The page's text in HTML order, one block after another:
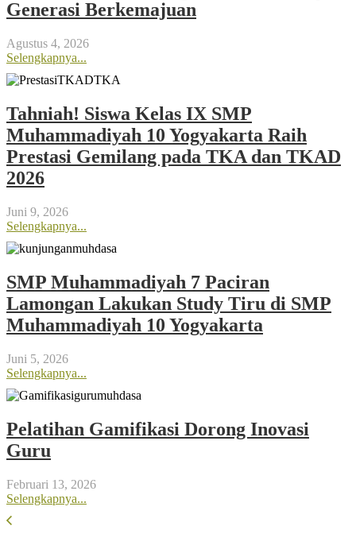
Generasi Berkemajuan
Agustus 4, 2026
Selengkapnya...
Tahniah! Siswa Kelas IX SMP
Muhammadiyah 10 Yogyakarta Raih
Prestasi Gemilang pada TKA dan TKAD
2026
Juni 9, 2026
Selengkapnya...
SMP Muhammadiyah 7 Paciran
Lamongan Lakukan Study Tiru di SMP
Muhammadiyah 10 Yogyakarta
Juni 5, 2026
Selengkapnya...
Pelatihan Gamifikasi Dorong Inovasi
Guru
Februari 13, 2026
Selengkapnya...